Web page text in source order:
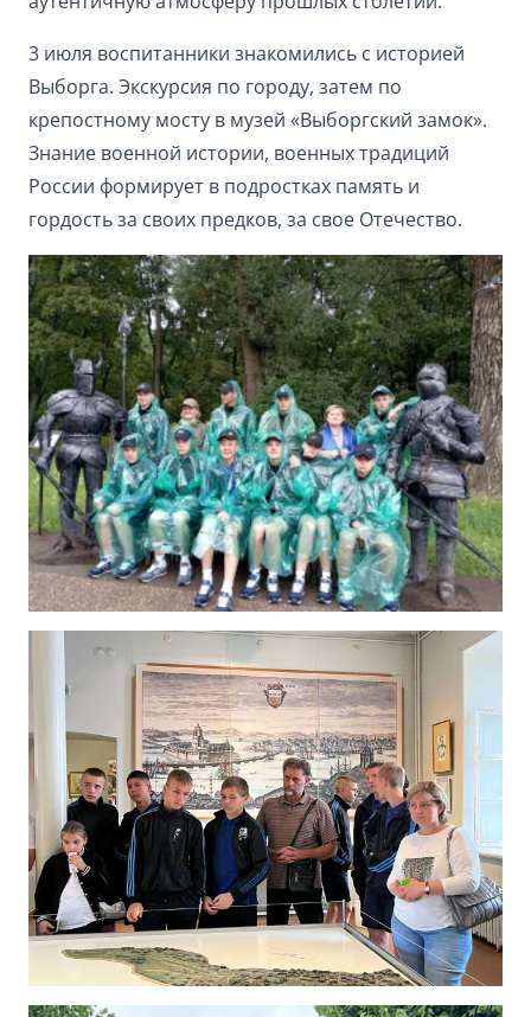
3 июля воспитанники знакомились с историей
Выборга. Экскурсия по городу, затем по
крепостному мосту в музей «Выборгский замок».
Знание военной истории, военных традиций
России формирует в подростках память и
гордость за своих предков, за свое Отечество.